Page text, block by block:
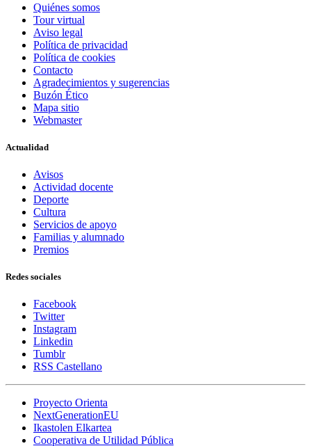
Quiénes somos
Tour virtual
Aviso legal
Política de privacidad
Política de cookies
Contacto
Agradecimientos y sugerencias
Buzón Ético
Mapa sitio
Webmaster
Actualidad
Avisos
Actividad docente
Deporte
Cultura
Servicios de apoyo
Familias y alumnado
Premios
Redes sociales
Facebook
Twitter
Instagram
Linkedin
Tumblr
RSS Castellano
Proyecto Orienta
NextGenerationEU
Ikastolen Elkartea
Cooperativa de Utilidad Pública